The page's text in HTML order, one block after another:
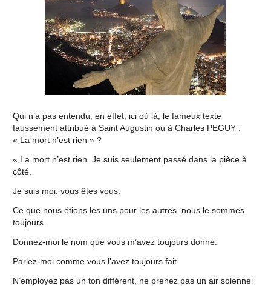
Qui n’a pas entendu, en effet, ici où là, le fameux texte
faussement attribué à Saint Augustin ou à Charles PEGUY :
« La mort n’est rien » ?
« La mort n’est rien. Je suis seulement passé dans la pièce à
côté.
Je suis moi, vous êtes vous.
Ce que nous étions les uns pour les autres, nous le sommes
toujours.
Donnez-moi le nom que vous m’avez toujours donné.
Parlez-moi comme vous l’avez toujours fait.
N’employez pas un ton différent, ne prenez pas un air solennel